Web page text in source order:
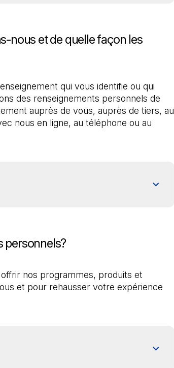
nous et de quelle façon les
qui vous identifie ou qui
des renseignements personnels de
auprès de vous, auprès de tiers, au
nous en ligne, au téléphone ou au
personnels?
nos programmes, produits et
et pour rehausser votre expérience